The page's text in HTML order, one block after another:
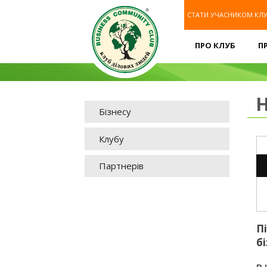
СТАТИ УЧАСНИКОМ
ПРО КЛУБ
Бізнесу
Клубу
Партнерів